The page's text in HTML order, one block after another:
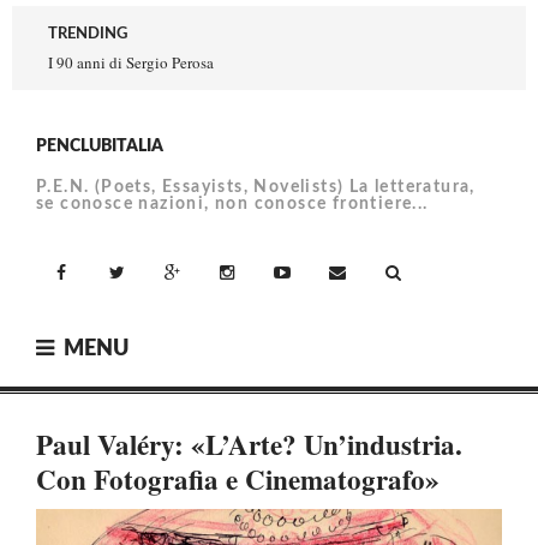
content
TRENDING
I 90 anni di Sergio Perosa
PENCLUBITALIA
P.E.N. (Poets, Essayists, Novelists) La letteratura,
se conosce nazioni, non conosce frontiere...
Twitter Google+ Email
MENU
Paul Valéry: «L’Arte? Un’industria.
Con Fotografia e Cinematografo»